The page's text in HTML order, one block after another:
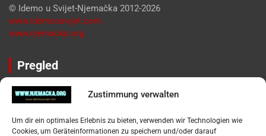
Zustimmung verwalten
Um dir ein optimales Erlebnis zu bieten, verwenden wir Technologien wie
Cookies, um Geräteinformationen zu speichern und/oder darauf
© Idemo u Svijet-Njemačka 2012-2026
www.idemousvijet.com
www.njemacka.org
Pregled
Impressum
Datenschutzerklärung
Widerufsbelehrung
Oglašavanje / Postavite svoj oglas